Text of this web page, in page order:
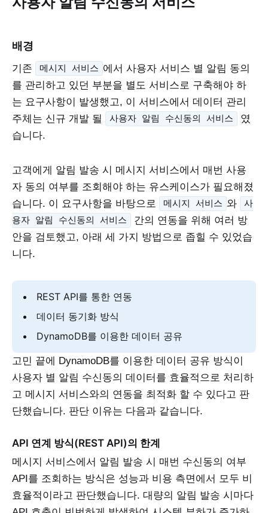
배경
기존 메시지 서비스 에서 사용자 서비스 별 알림 동의
를 관리하고 있던 부분을 별도 서비스로 구축해야 하
는 요구사항이 발생했고, 이 서비스에서 데이터 관리
주체는 신규 개발 될
사용자 알림 수신동의 서비스
였
습니다.
고객에게 알림 발송 시 메시지 서비스에서 매번 사용
자 동의 여부를 조회해야 하는 유스케이스가 필요해졌
습니다. 이 요구사항을 바탕으로
메시지 서비스 와
사
용자 알림 수신동의 서비스
간의 연동을 위해 여러 방
안을 검토했고, 아래 세 가지 방법으로 좁힐 수 있었습
니다.
REST API를 통한 연동
데이터 동기화 방식
DynamoDB를 이용한 데이터 공유
고민 끝에 DynamoDB를 이용한 데이터 공유 방식이
사용자 별 알림 수신동의 데이터를 효율적으로 처리하
고 메시지 서비스와의 연동을 최적화 할 수 있다고 판
단했습니다. 판단 이유는 다음과 같습니다.
API 연계 방식(REST API)의 한계
메시지 서비스에서 알림 발송 시 매번 수신동의 여부
API를 조회하는 방식은 성능과 비용 측면에서 모두 비
효율적이라고 판단했습니다. 대량의 알림 발송 시마다